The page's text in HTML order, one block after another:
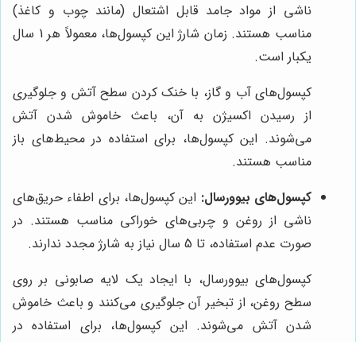
ناشی از مواد جامد قابل اشتعال (مانند چوب و کاغذ)
مناسب هستند. زمان شارژ این کپسول‌ها، معمولاً هر 1 سال
یکبار است.
کپسول‌های آب و گاز، با خنک کردن سطح آتش و جلوگیری
از رسیدن اکسیژن به آن، باعث خاموش شدن آتش
می‌شوند. این کپسول‌ها، برای استفاده در محیط‌های باز
مناسب هستند.
کپسول‌های بیوورسال: این کپسول‌ها، برای اطفاء حریق‌های
ناشی از روغن و چربی‌های خوراکی مناسب هستند. در
صورت عدم استفاده، تا 5 سال نیاز به شارژ مجدد ندارند.
کپسول‌های بیوورسال، با ایجاد یک لایه صابونی بر روی
سطح روغن، از تبخیر آن جلوگیری می‌کنند و باعث خاموش
شدن آتش می‌شوند. این کپسول‌ها، برای استفاده در